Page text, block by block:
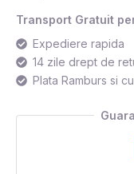
Transport Gratuit
Expediere rapida
14 zile drept de
Plata Ramburs si